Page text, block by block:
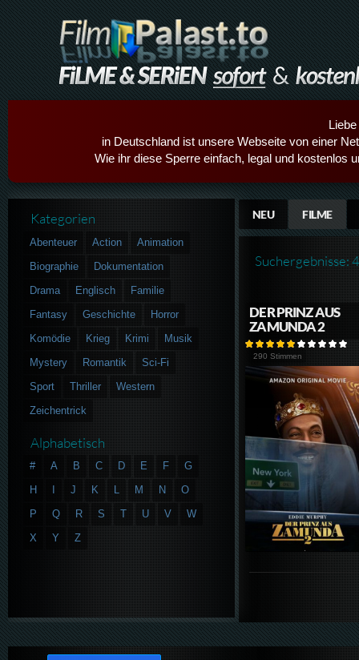
in Deutschland ist unsere Webseite von einer
Wie ihr diese Sperre einfach, legal und kostenlos
NEU FILME
Suchergebnisse: 4
DER PRINZ AUS
ZAMUNDA 2
290 Stimmen
Kategorien
Abenteuer Action
Animation
Biographie
Dokumentation
Drama
Englisch
Familie
Fantasy
Geschichte
Horror
Komödie
Krieg Krimi
Musik
Mystery
Romantik
Sci-Fi
Sport
Thriller
Western
Zeichentrick
Alphabetisch
# A B C D E F
G
H
J K L M N
O
P
Q R S T U V
W
X
Y Z